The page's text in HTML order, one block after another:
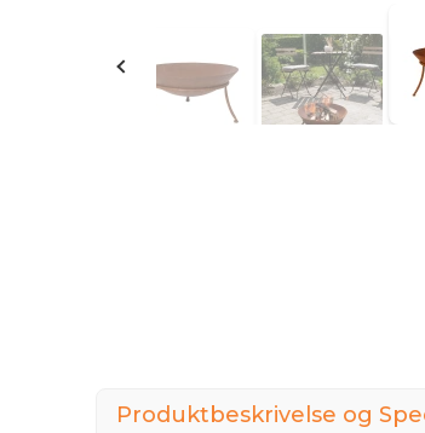
Produktbeskrivelse og